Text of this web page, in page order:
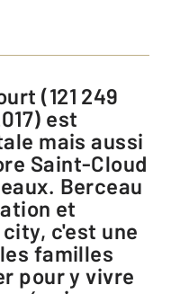
est
mais aussi
Saint-Cloud
Berceau
et
c'est une
familles
pour y vivre